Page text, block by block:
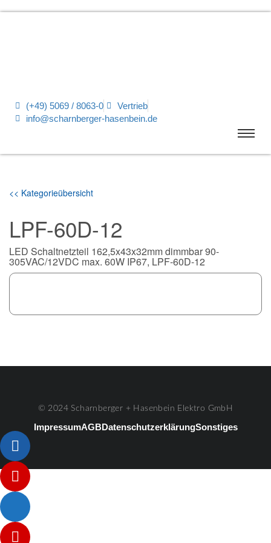
(+49) 5069 / 8063-0
Vertrieb
info@scharnberger-hasenbein.de
<< Kategorieübersicht
LPF-60D-12
LED Schaltnetzteil 162,5x43x32mm dimmbar 90-
305VAC/12VDC max. 60W IP67, LPF-60D-12
© 2024 Scharnberger + Hasenbein Elektro GmbH
ImpressumAGBDatenschutzerklärungSonstiges
Listenelement #1
Listenelement